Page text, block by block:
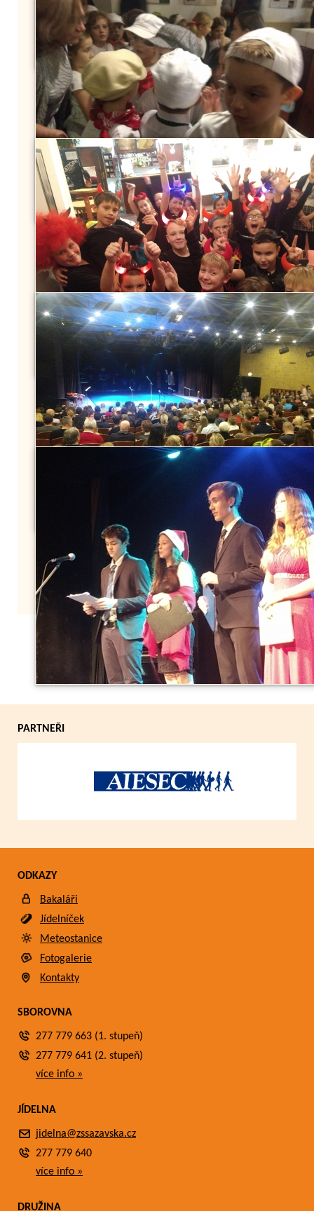
PARTNEŘI
ODKAZY
Bakaláři
Jídelníček
Meteostanice
Fotogalerie
Kontakty
SBOROVNA
277 779 663 (1. stupeň)
277 779 641 (2. stupeň)
více info »
JÍDELNA
jidelna@zssazavska.cz
277 779 640
více info »
DRUŽINA